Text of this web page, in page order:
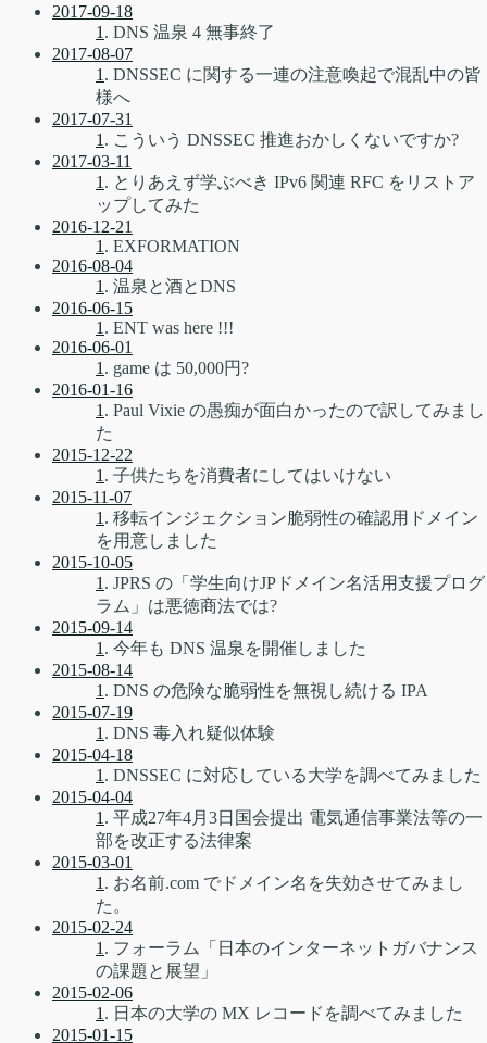
2017-09-18
1 . DNS 温泉 4 無事終了
2017-08-07
1 . DNSSEC に関する一連の注意喚起で混乱中の皆
様へ
2017-07-31
1 . こういう DNSSEC 推進おかしくないですか?
2017-03-11
1 . とりあえず学ぶべき IPv6 関連 RFC をリストア
ップしてみた
2016-12-21
1 . EXFORMATION
2016-08-04
1 . 温泉と酒とDNS
2016-06-15
1 . ENT was here !!!
2016-06-01
1 . game は 50,000円?
2016-01-16
1 . Paul Vixie の愚痴が面白かったので訳してみまし
た
2015-12-22
1 . 子供たちを消費者にしてはいけない
2015-11-07
1 . 移転インジェクション脆弱性の確認用ドメイン
を用意しました
2015-10-05
1 . JPRS の「学生向けJPドメイン名活用支援プログ
ラム」は悪徳商法では?
2015-09-14
1 . 今年も DNS 温泉を開催しました
2015-08-14
1 . DNS の危険な脆弱性を無視し続ける IPA
2015-07-19
1 . DNS 毒入れ疑似体験
2015-04-18
1 . DNSSEC に対応している大学を調べてみました
2015-04-04
1 . 平成27年4月3日国会提出 電気通信事業法等の一
部を改正する法律案
2015-03-01
1 . お名前.com でドメイン名を失効させてみまし
た。
2015-02-24
1 . フォーラム「日本のインターネットガバナンス
の課題と展望」
2015-02-06
1 . 日本の大学の MX レコードを調べてみました
2015-01-15